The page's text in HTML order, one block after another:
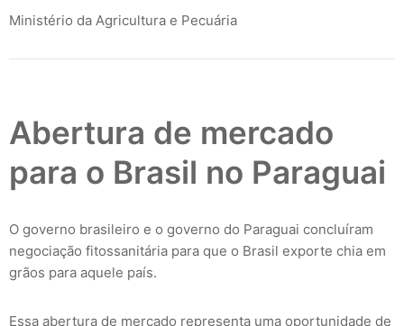
Ministério da Agricultura e Pecuária
Abertura de mercado
para o Brasil no Paraguai
O governo brasileiro e o governo do Paraguai concluíram
negociação fitossanitária para que o Brasil exporte chia em
grãos para aquele país.
Essa abertura de mercado representa uma oportunidade de